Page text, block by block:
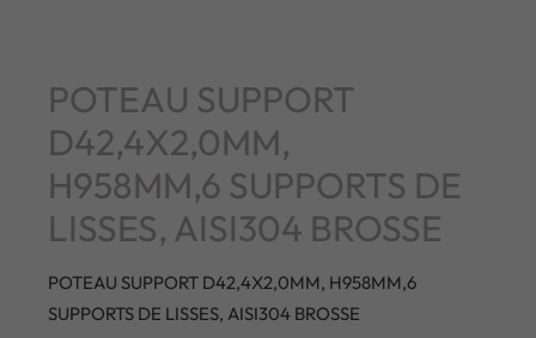
POTEAU SUPPORT
D42,4X2,0MM,
H958MM,6 SUPPORTS DE
LISSES, AISI304 BROSSE
POTEAU SUPPORT D42,4X2,0MM, H958MM,6
SUPPORTS DE LISSES, AISI304 BROSSE